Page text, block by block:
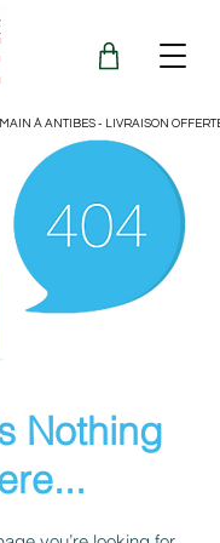
À ANTIBES - LIVRAISON
Nothing